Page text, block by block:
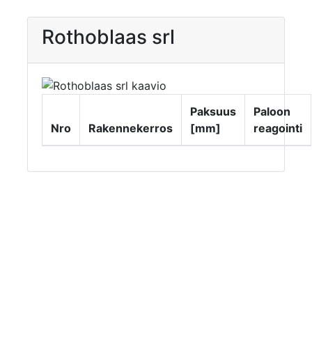
Rothoblaas srl
Nro Rakennekerros
Paksuus
[mm]
Paloon
reagointi